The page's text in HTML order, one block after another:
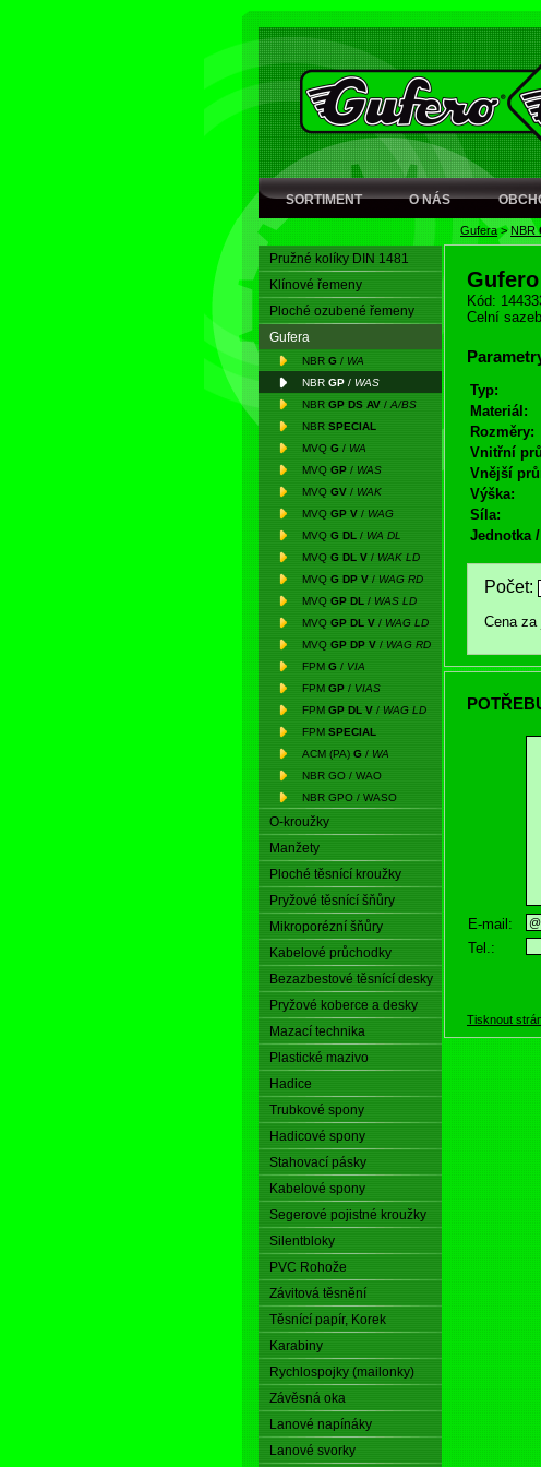
SORTIMENT O NÁS
Gufera> NBR
Pružné kolíky DIN 1481
Klínové řemeny
Ploché ozubené řemeny
Gufera
NBR G / WA
NBR GP / WAS
NBR GP DS AV / A/BS
NBR SPECIAL
MVQ G / WA
MVQ GP / WAS
MVQ GV / WAK
MVQ GP V / WAG
MVQ G DL / WA DL
MVQ G DL V / WAK LD
MVQ G DP V / WAG RD
MVQ GP DL / WAS LD
MVQ GP DL V / WAG LD
MVQ GP DP V / WAG RD
FPM G / VIA
FPM GP / VIAS
FPM GP DL V / WAG LD
FPM SPECIAL
ACM (PA) G / WA
NBR GO / WAO
NBR GPO / WASO
O-kroužky
Manžety
Ploché těsnící kroužky
Pryžové těsnící šňůry
Mikroporézní šňůry
Kabelové průchodky
Bezazbestové těsnící desky
Pryžové koberce a desky
Mazací technika
Plastické mazivo
Hadice
Trubkové spony
Hadicové spony
Stahovací pásky
Kabelové spony
Segerové pojistné kroužky
Silentbloky
PVC Rohože
Závitová těsnění
Těsnící papír, Korek
Karabiny
Rychlospojky (mailonky)
Závěsná oka
Lanové napínáky
Lanové svorky
Gufero
Kód:
Celní
Typ:
Materiál:
Rozměry:
Vnitřní
Vnější
Výška:
Síla:
Jednotka
Počet:
Cena
E-mail:
Tel.:
Tisknout